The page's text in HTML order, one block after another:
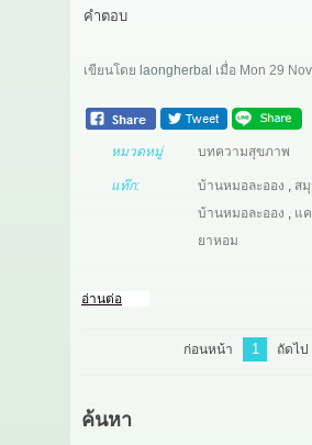
คำตอบ
เขียนโดย laongherbal เมื่อ Mon 29
หมวดหมู่ บทความสุขภาพ
แท๊ก: บ้านหมอละออง , ส
บ้านหมอละออง , แ
ยาหอม
อ่านต่อ
ก่อนหน้า 1 ถัดไป
ค้นหา